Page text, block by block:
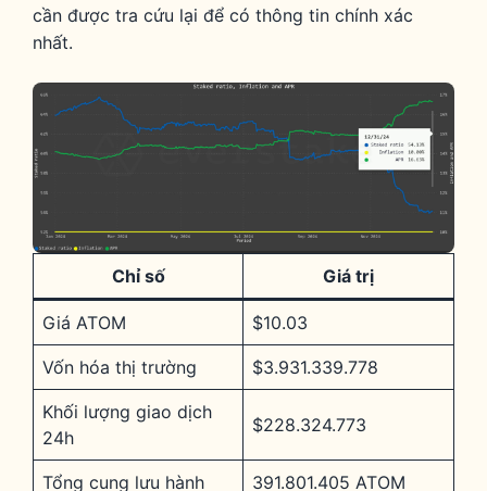
cần được tra cứu lại để có thông tin chính xác
nhất.
Chỉ số Giá trị
Giá ATOM $10.03
Vốn hóa thị trường $3.931.339.778
Khối lượng giao dịch
24h
$228.324.773
Tổng cung lưu hành 391.801.405 ATOM